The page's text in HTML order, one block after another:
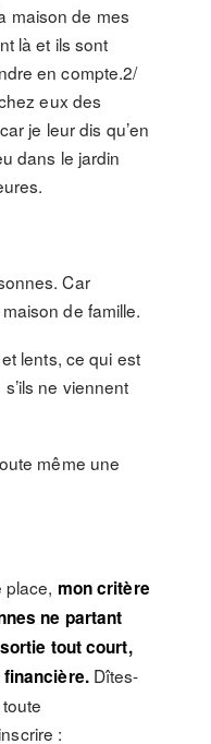
maison de mes
là et ils sont
en compte.2/
eux des
je leur dis qu’en
dans le jardin
Car
de famille.
lents, ce qui est
ne viennent
même une
place, mon critère
ne partant
tout court,
Dîtes-
: